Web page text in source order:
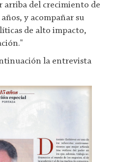
arriba del crecimiento de
y acompañar su
de alto impacto,
la entrevista